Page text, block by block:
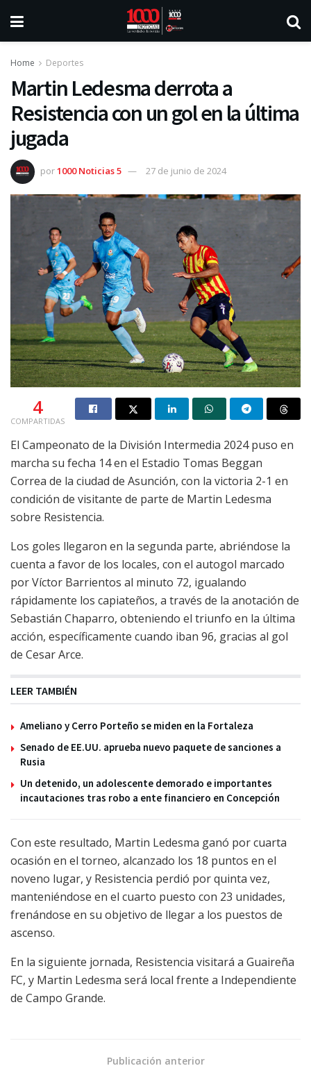
Home Deportes
Martin Ledesma derrota a
Resistencia con un gol en la última
jugada
por1000 Noticias 5 27 de junio de 2024
4
COMPARTIDAS
El Campeonato de la División Intermedia 2024 puso en
marcha su fecha 14 en el Estadio Tomas Beggan
Correa de la ciudad de Asunción, con la victoria 2-1 en
condición de visitante de parte de Martin Ledesma
sobre Resistencia.
Los goles llegaron en la segunda parte, abriéndose la
cuenta a favor de los locales, con el autogol marcado
por Víctor Barrientos al minuto 72, igualando
rápidamente los capiateños, a través de la anotación de
Sebastián Chaparro, obteniendo el triunfo en la última
acción, específicamente cuando iban 96, gracias al gol
de Cesar Arce.
LEER TAMBIÉN
Ameliano y Cerro Porteño se miden en la Fortaleza
Senado de EE.UU. aprueba nuevo paquete de sanciones a
Rusia
Un detenido, un adolescente demorado e importantes
incautaciones tras robo a ente financiero en Concepción
Con este resultado, Martin Ledesma ganó por cuarta
ocasión en el torneo, alcanzado los 18 puntos en el
noveno lugar, y Resistencia perdió por quinta vez,
manteniéndose en el cuarto puesto con 23 unidades,
frenándose en su objetivo de llegar a los puestos de
ascenso.
En la siguiente jornada, Resistencia visitará a Guaireña
FC, y Martin Ledesma será local frente a Independiente
de Campo Grande.
Publicación anterior